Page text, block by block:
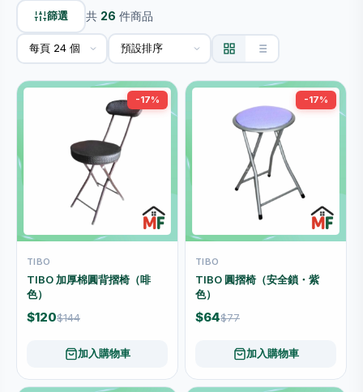
篩選 共 26 件商品
-17%
TIBO
TIBO 加厚棉圓背摺椅（啡
色）
$120$144
加入購物車
-17%
TIBO
TIBO 圓摺椅（安全鎖・紫
色）
$64$77
加入購物車